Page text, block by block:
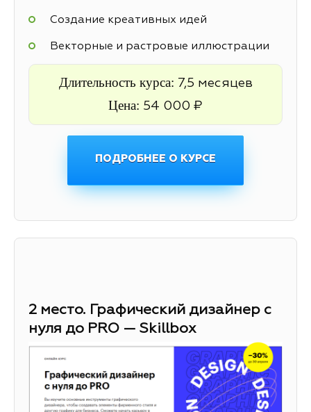
Создание креативных идей
Векторные и растровые иллюстрации
Длительность курса: 7,5 месяцев
Цена: 54 000 ₽
ПОДРОБНЕЕ О КУРСЕ
2 место. Графический дизайнер с
нуля до PRO — Skillbox